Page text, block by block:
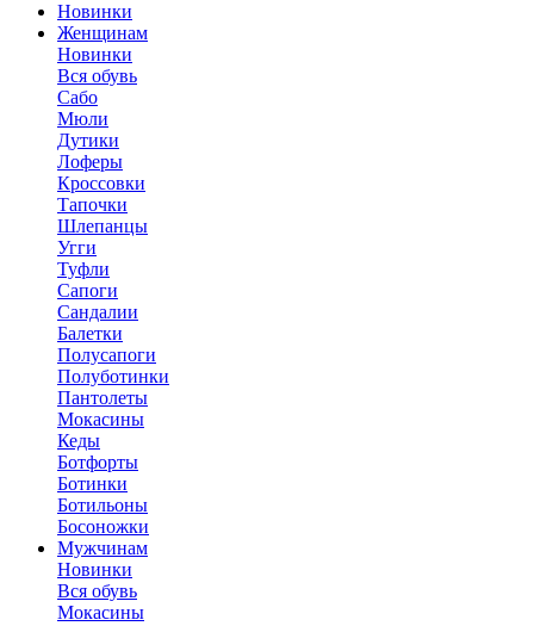
Новинки
Женщинам
Новинки
Вся обувь
Сабо
Мюли
Дутики
Лоферы
Кроссовки
Тапочки
Шлепанцы
Угги
Туфли
Сапоги
Сандалии
Балетки
Полусапоги
Полуботинки
Пантолеты
Мокасины
Кеды
Ботфорты
Ботинки
Ботильоны
Босоножки
Мужчинам
Новинки
Вся обувь
Мокасины